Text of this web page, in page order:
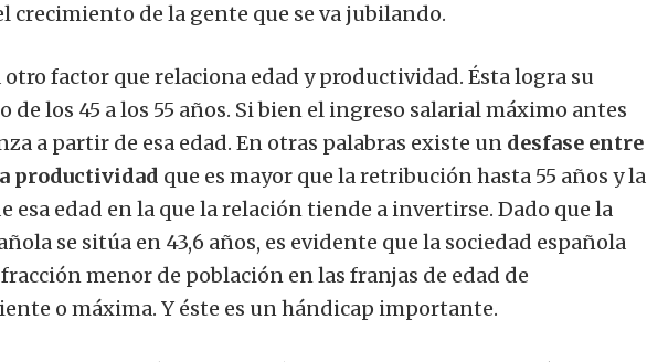
crecimiento de la gente que se va jubilando.
factor que relaciona edad y productividad. Ésta logra su
de los 45 a los 55 años. Si bien el ingreso salarial máximo antes
a partir de esa edad. En otras palabras existe un desfase entre
productividad que es mayor que la retribución hasta 55 años y la
esa edad en la que la relación tiende a invertirse. Dado que la
se sitúa en 43,6 años, es evidente que la sociedad española
menor de población en las franjas de edad de
o máxima. Y éste es un hándicap importante.